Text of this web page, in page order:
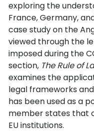
exploring the
France, Germany,
case study on the
viewed through the
imposed during the
section, The Rule of
examines the
legal frameworks
has been used as a
member states that
EU institutions.